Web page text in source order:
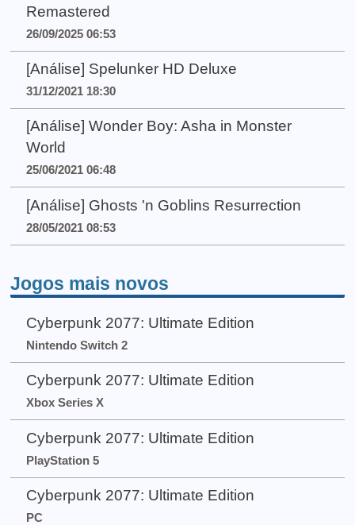
Remastered
26/09/2025 06:53
[Análise] Spelunker HD Deluxe
31/12/2021 18:30
[Análise] Wonder Boy: Asha in Monster
World
25/06/2021 06:48
[Análise] Ghosts 'n Goblins Resurrection
28/05/2021 08:53
Jogos mais novos
Cyberpunk 2077: Ultimate Edition
Nintendo Switch 2
Cyberpunk 2077: Ultimate Edition
Xbox Series X
Cyberpunk 2077: Ultimate Edition
PlayStation 5
Cyberpunk 2077: Ultimate Edition
PC